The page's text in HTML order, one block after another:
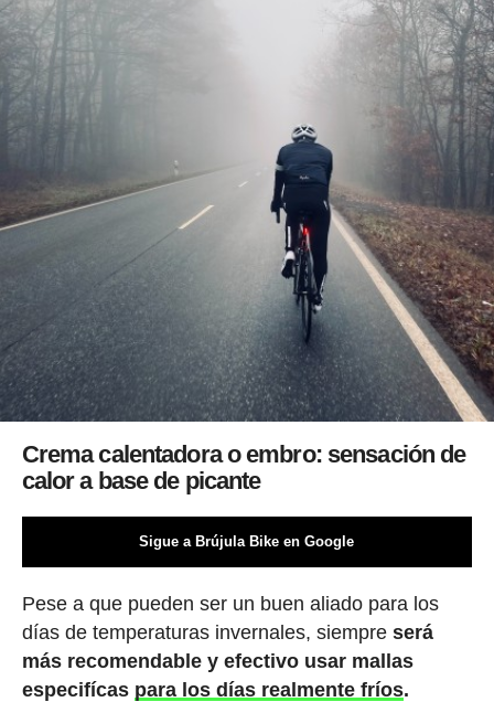
Crema calentadora o embro: sensación de
calor a base de picante
Sigue a Brújula Bike en Google
Pese a que pueden ser un buen aliado para los
días de temperaturas invernales, siempre será
más recomendable y efectivo usar mallas
especifícas para los días realmente fríos.